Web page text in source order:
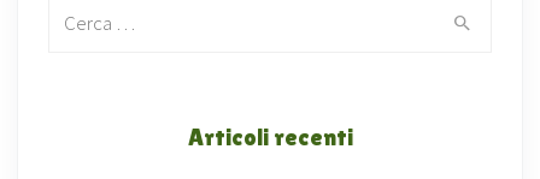
Articoli recenti